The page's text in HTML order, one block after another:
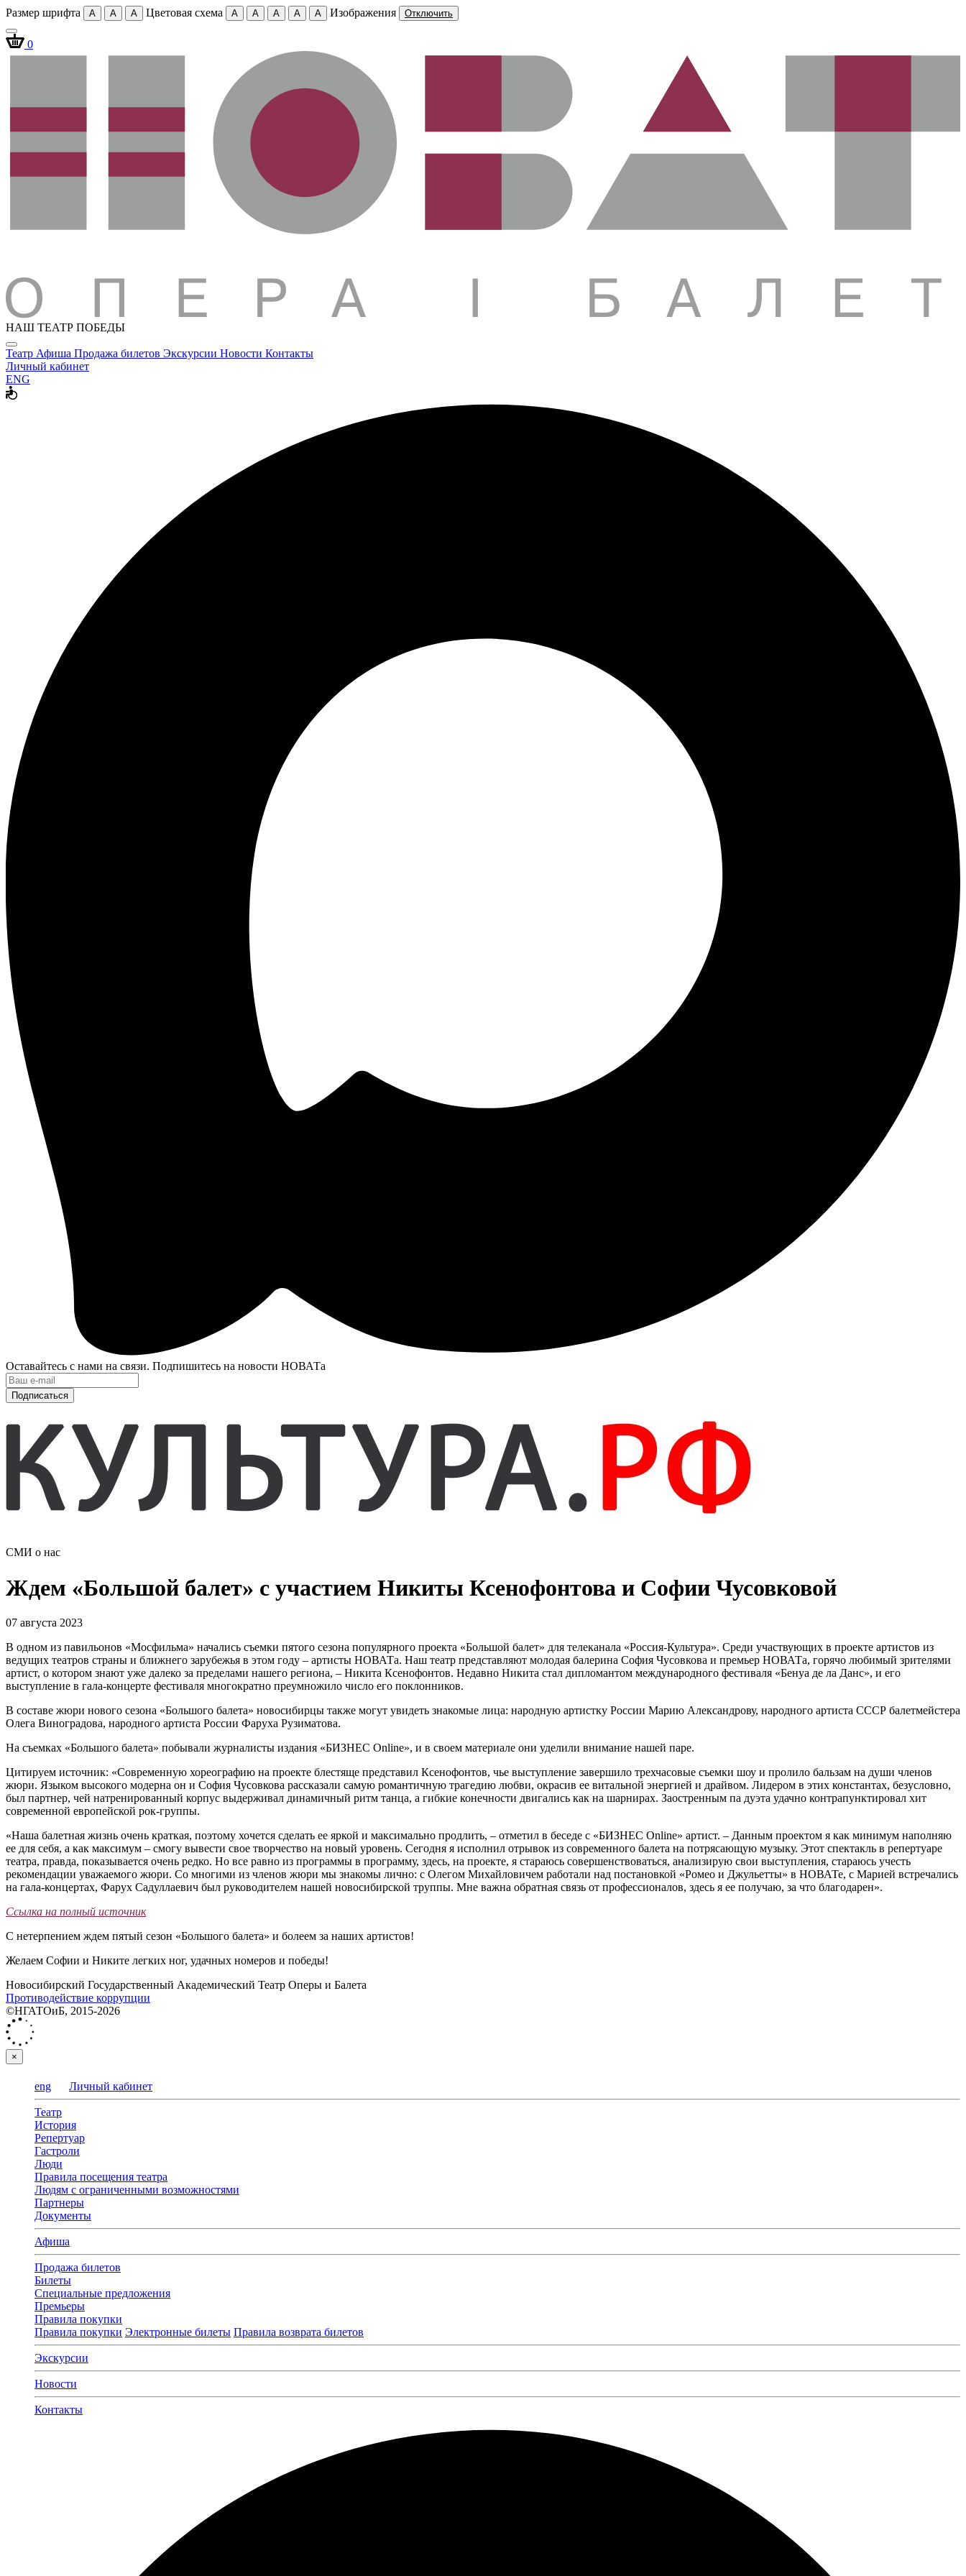
Размер шрифта A A A Цветовая схема A A A A A Изображения Отключить
0
НАШ ТЕАТР ПОБЕДЫ
Театр Афиша Продажа билетов Экскурсии Новости Контакты
Личный кабинет
ENG
Оставайтесь с нами на связи. Подпишитесь на новости НОВАТа
Подписаться
СМИ о нас
Ждем «Большой балет» с участием Никиты Ксенофонтова и Софии Чусовковой
07 августа 2023
В одном из павильонов «Мосфильма» начались съемки пятого сезона популярного проекта «Большой балет» для телеканала «Россия-Культура». Среди участвующих в проекте артистов из
ведущих театров страны и ближнего зарубежья в этом году – артисты НОВАТа. Наш театр представляют молодая балерина София Чусовкова и премьер НОВАТа, горячо любимый зрителями
артист, о котором знают уже далеко за пределами нашего региона, – Никита Ксенофонтов. Недавно Никита стал дипломантом международного фестиваля «Бенуа де ла Данс», и его
выступление в гала-концерте фестиваля многократно преумножило число его поклонников.
В составе жюри нового сезона «Большого балета» новосибирцы также могут увидеть знакомые лица: народную артистку России Марию Александрову, народного артиста СССР балетмейстера
Олега Виноградова, народного артиста России Фаруха Рузиматова.
На съемках «Большого балета» побывали журналисты издания «БИЗНЕС Online», и в своем материале они уделили внимание нашей паре.
Цитируем источник: «Современную хореографию на проекте блестяще представил Ксенофонтов, чье выступление завершило трехчасовые съемки шоу и пролило бальзам на души членов
жюри. Языком высокого модерна он и София Чусовкова рассказали самую романтичную трагедию любви, окрасив ее витальной энергией и драйвом. Лидером в этих константах, безусловно,
был партнер, чей натренированный корпус выдерживал динамичный ритм танца, а гибкие конечности двигались как на шарнирах. Заостренным па дуэта удачно контрапунктировал хит
современной европейской рок-группы.
«Наша балетная жизнь очень краткая, поэтому хочется сделать ее яркой и максимально продлить, – отметил в беседе с «БИЗНЕС Оnline» артист. – Данным проектом я как минимум наполняю
ее для себя, а как максимум – смогу вывести свое творчество на новый уровень. Сегодня я исполнил отрывок из современного балета на потрясающую музыку. Этот спектакль в репертуаре
театра, правда, показывается очень редко. Но все равно из программы в программу, здесь, на проекте, я стараюсь совершенствоваться, анализирую свои выступления, стараюсь учесть
рекомендации уважаемого жюри. Со многими из членов жюри мы знакомы лично: с Олегом Михайловичем работали над постановкой «Ромео и Джульетты» в НОВАТе, с Марией встречались
на гала-концертах, Фарух Садуллаевич был руководителем нашей новосибирской труппы. Мне важна обратная связь от профессионалов, здесь я ее получаю, за что благодарен».
Ссылка на полный источник
С нетерпением ждем пятый сезон «Большого балета» и болеем за наших артистов!
Желаем Софии и Никите легких ног, удачных номеров и победы!
Новосибирский Государственный Академический Театр Оперы и Балета
Противодействие коррупции
©НГАТОиБ, 2015-2026
×
eng Личный кабинет
Театр
История
Репертуар
Гастроли
Люди
Правила посещения театра
Людям с ограниченными возможностями
Партнеры
Документы
Афиша
Продажа билетов
Билеты
Специальные предложения
Премьеры
Правила покупки
Правила покупки Электронные билеты Правила возврата билетов
Экскурсии
Новости
Контакты